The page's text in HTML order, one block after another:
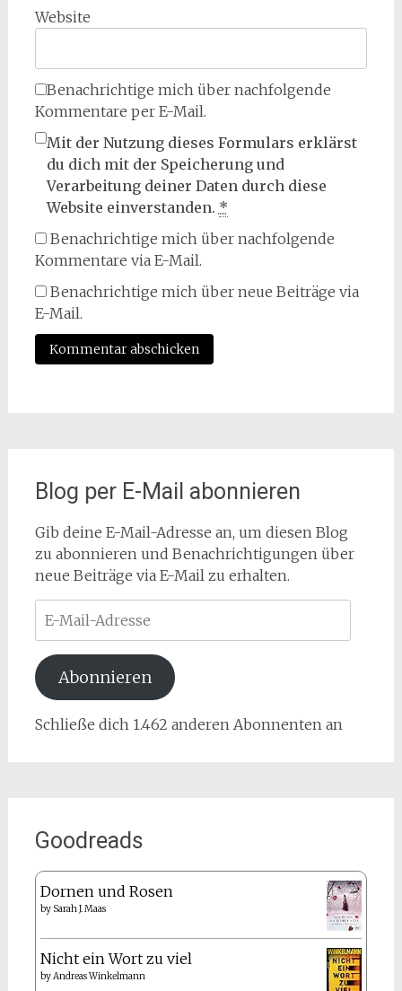
Website
Benachrichtige mich über nachfolgende
Kommentare per E-Mail.
Mit der Nutzung dieses Formulars erklärst
du dich mit der Speicherung und
Verarbeitung deiner Daten durch diese
Website einverstanden. *
Benachrichtige mich über nachfolgende
Kommentare via E-Mail.
Benachrichtige mich über neue Beiträge via
E-Mail.
Blog per E-Mail abonnieren
Gib deine E-Mail-Adresse an, um diesen Blog
zu abonnieren und Benachrichtigungen über
neue Beiträge via E-Mail zu erhalten.
Mail-
Adresse
Abonnieren
Schließe dich 1.462 anderen Abonnenten an
Goodreads
Dornen und Rosen
by Sarah J. Maas
Nicht ein Wort zu viel
byAndreas Winkelmann